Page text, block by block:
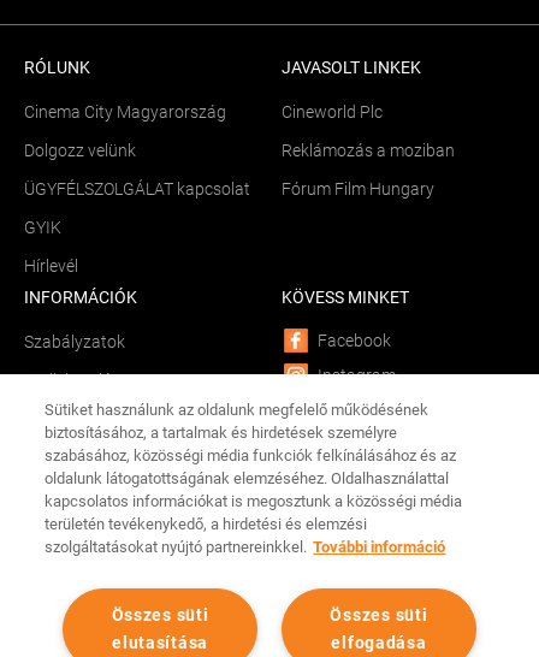
RÓLUNK
Cinema City Magyarország
Dolgozz velünk
ÜGYFÉLSZOLGÁLAT kapcsolat
GYIK
Hírlevél
JAVASOLT LINKEK
Cineworld Plc
Reklámozás a moziban
Fórum Film Hungary
INFORMÁCIÓK
Szabályzatok
Sütik kezelése
Békéltető testület
Összetevők és allergének
Adathalászat
Tárhelyszolgáltató
KÖVESS MINKET
Facebook
Instagram
YouTube
LinkedIn
TikTok
CINEMA CITY APP
Sütiket használunk az oldalunk megfelelő működésének
biztosításához, a tartalmak és hirdetések személyre
szabásához, közösségi média funkciók felkínálásához és az
oldalunk látogatottságának elemzéséhez. Oldalhasználattal
kapcsolatos információkat is megosztunk a közösségi média
területén tevékenykedő, a hirdetési és elemzési
szolgáltatásokat nyújtó partnereinkkel. További információ
Összes süti
elfogadása
Összes süti
elutasítása